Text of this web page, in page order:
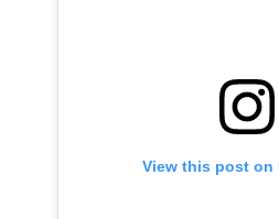
View this post on